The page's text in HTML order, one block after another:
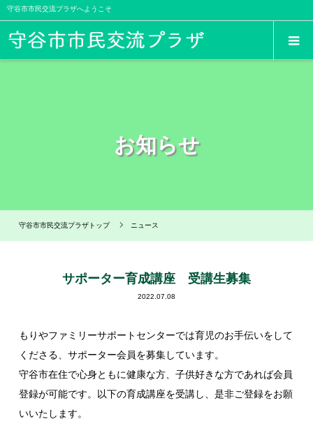
守谷市市民交流プラザへようこそ
お知らせ
守谷市市民交流プラザトップ ニュース
サポーター育成講座 受講生募集
2022.07.08
もりやファミリーサポートセンターでは育児のお手伝いをして
くださる、サポーター会員を募集しています。
守谷市在住で心身ともに健康な方、子供好きな方であれば会員
登録が可能です。以下の育成講座を受講し、是非ご登録をお願
いいたします。